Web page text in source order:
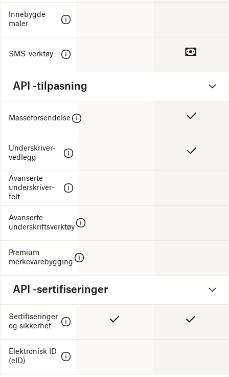
Innebygde
maler
SMS-verktøy
API -tilpasning
Masseforsendelse
Underskriver-
vedlegg
Avanserte
underskriver-
felt
Avanserte
underskriftsverktøy
Premium
merkevarebygging
API -sertifiseringer
Sertifiseringer
og sikkerhet
Elektronisk ID
(eID)